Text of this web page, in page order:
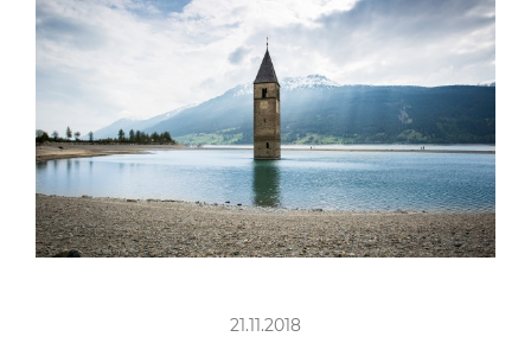
21.11.2018